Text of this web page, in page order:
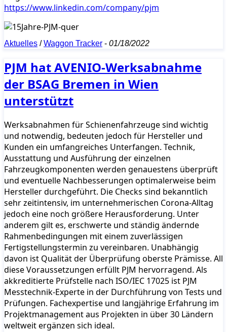
https://www.linkedin.com/company/pjm
Aktuelles /Waggon Tracker - 01/18/2022
PJM hat AVENIO-Werksabnahme
der BSAG Bremen in Wien
unterstützt
Werksabnahmen für Schienenfahrzeuge sind wichtig
und notwendig, bedeuten jedoch für Hersteller und
Kunden ein umfangreiches Unterfangen. Technik,
Ausstattung und Ausführung der einzelnen
Fahrzeugkomponenten werden genauestens überprüft
und eventuelle Nachbesserungen optimalerweise beim
Hersteller durchgeführt. Die Checks sind bekanntlich
sehr zeitintensiv, im unternehmerischen Corona-Alltag
jedoch eine noch größere Herausforderung. Unter
anderem gilt es, erschwerte und ständig ändernde
Rahmenbedingungen mit einem zuverlässigen
Fertigstellungstermin zu vereinbaren. Unabhängig
davon ist Qualität der Überprüfung oberste Prämisse. All
diese Voraussetzungen erfüllt PJM hervorragend. Als
akkreditierte Prüfstelle nach ISO/IEC 17025 ist PJM
Messtechnik-Experte in der Durchführung von Tests und
Prüfungen. Fachexpertise und langjährige Erfahrung im
Projektmanagement aus Projekten in über 30 Ländern
weltweit ergänzen sich ideal.